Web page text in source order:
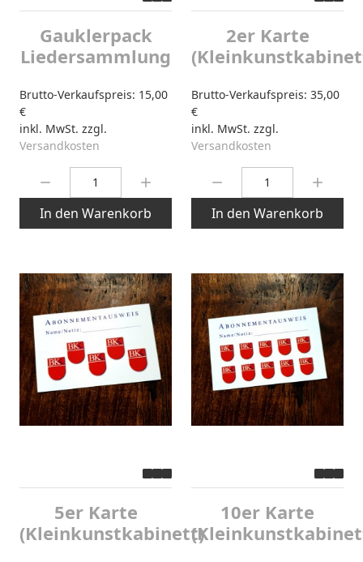
Gauklerpack
Liedersammlung
Brutto-Verkaufspreis: 15,00
€
inkl. MwSt. zzgl.
Versandkosten
In den Warenkorb
2er Karte
Brutto-Verkaufspreis: 35,00
€
inkl. MwSt. zzgl.
Versandkosten
In den Warenkorb
5er Karte
(Kleinkunstkabinett)
10er Karte